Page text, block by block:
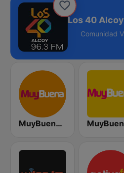
Los 40 Alcoy
- 96.3 FM
MuyBuena - Alicante